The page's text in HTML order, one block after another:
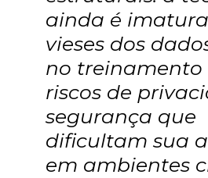
ainda é
vieses dos
no treinamento
riscos de
segurança que
dificultam sua
em ambientes